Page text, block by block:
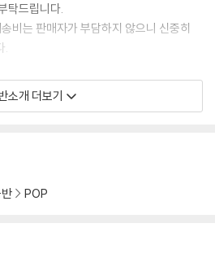
탁드립니다.
비는 판매자가 부담하지 않으니 신중히
.
- Can't nobody hold me down / 소
별도 부클릿 없음, 자켓과 시디 상태좋음
소개 더보기
POP